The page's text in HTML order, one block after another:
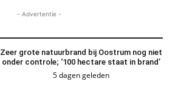
- Advertentie -
Zeer grote natuurbrand bij Oostrum nog niet
onder controle; ‘100 hectare staat in brand’
5 dagen geleden